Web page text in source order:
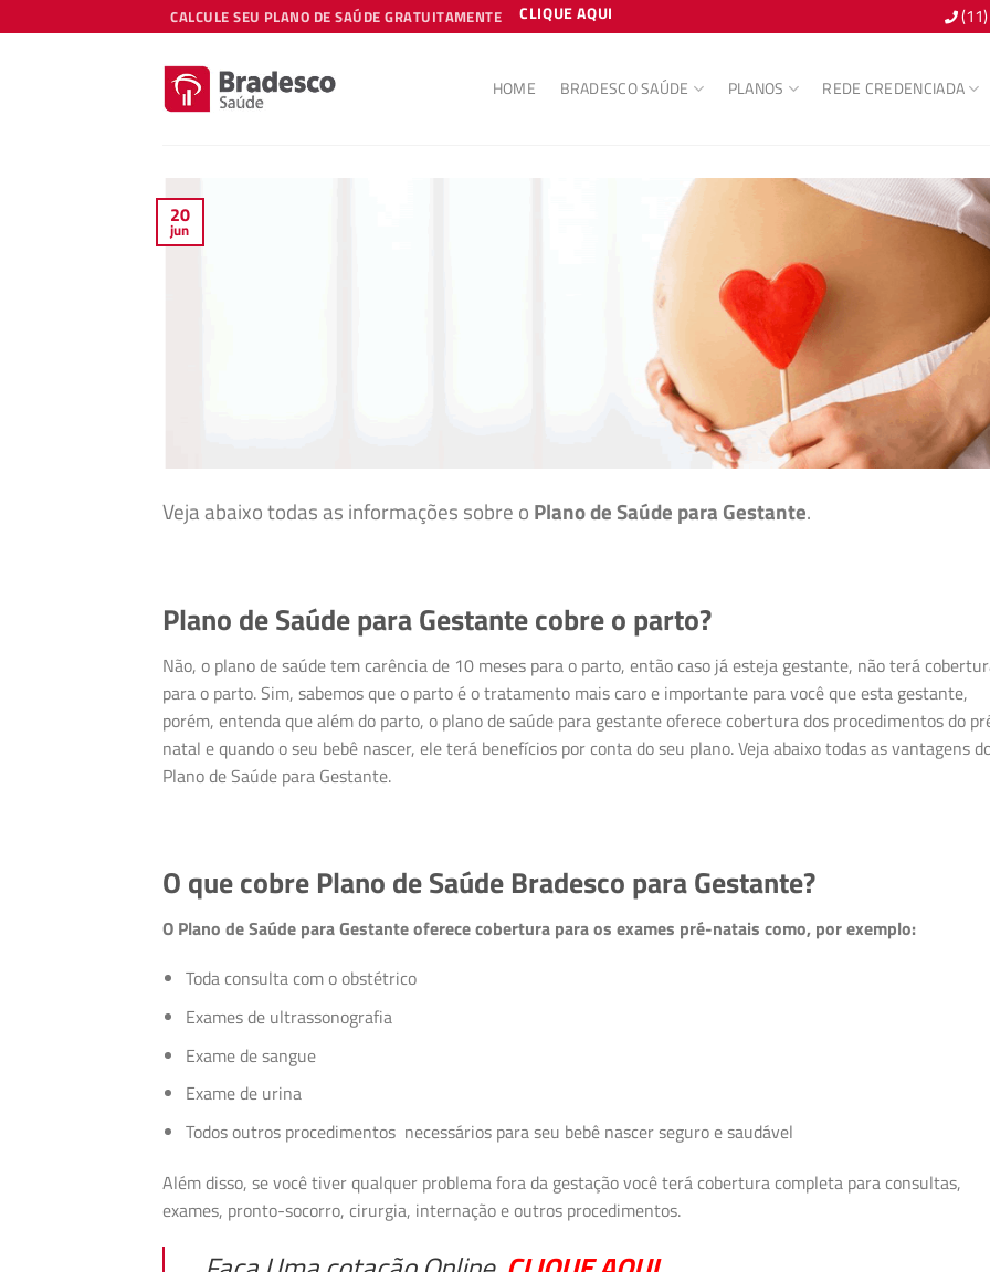
to
CALCULE SEU PLANO DE SAÚDE GRATUITAMENTE CLIQUE AQUI
HOME BRADESCO SAÚDE PLANOS REDE CREDENCIADA
20
jun
Veja abaixo todas as informações sobre o Plano de Saúde para Gestante.
Plano de Saúde para Gestante cobre o parto?
Não, o plano de saúde tem carência de 10 meses para o parto, então caso já esteja gestante, não terá
para o parto. Sim, sabemos que o parto é o tratamento mais caro e importante para você que esta gestante,
porém, entenda que além do parto, o plano de saúde para gestante oferece cobertura dos procedimentos do
natal e quando o seu bebê nascer, ele terá benefícios por conta do seu plano. Veja abaixo todas as vantagens
Plano de Saúde para Gestante.
O que cobre Plano de Saúde Bradesco para Gestante?
O Plano de Saúde para Gestante oferece cobertura para os exames pré-natais como, por exemplo:
Toda consulta com o obstétrico
Exames de ultrassonografia
Exame de sangue
Exame de urina
Todos outros procedimentos necessários para seu bebê nascer seguro e saudável
Além disso, se você tiver qualquer problema fora da gestação você terá cobertura completa para consultas,
exames, pronto-socorro, cirurgia, internação e outros procedimentos.